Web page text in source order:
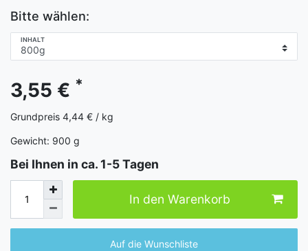
Bitte wählen:
INHALT
3,55 € *
Grundpreis 4,44 € / kg
Gewicht: 900 g
Bei Ihnen in ca. 1-5 Tagen
In den Warenkorb
Auf die Wunschliste